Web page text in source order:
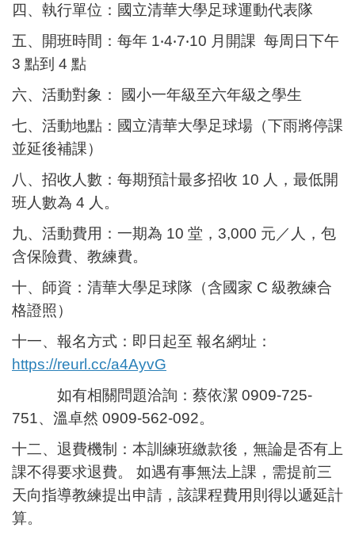
四、執行單位：國立清華大學足球運動代表隊
五、開班時間：每年 1‧4‧7‧10 月開課 每周日下午
3 點到 4 點
六、活動對象： 國小一年級至六年級之學生
七、活動地點：國立清華大學足球場（下雨將停課
並延後補課）
八、招收人數：每期預計最多招收 10 人，最低開
班人數為 4 人。
九、活動費用：一期為 10 堂，3,000 元／人，包
含保險費、教練費。
十、師資：清華大學足球隊（含國家 C 級教練合
格證照）
十一、報名方式：即日起至 報名網址：
https://reurl.cc/a4AyvG
如有相關問題洽詢：蔡依潔 0909-725-
751、溫卓然 0909-562-092。
十二、退費機制：本訓練班繳款後，無論是否有上
課不得要求退費。 如遇有事無法上課，需提前三
天向指導教練提出申請，該課程費用則得以遞延計
算。